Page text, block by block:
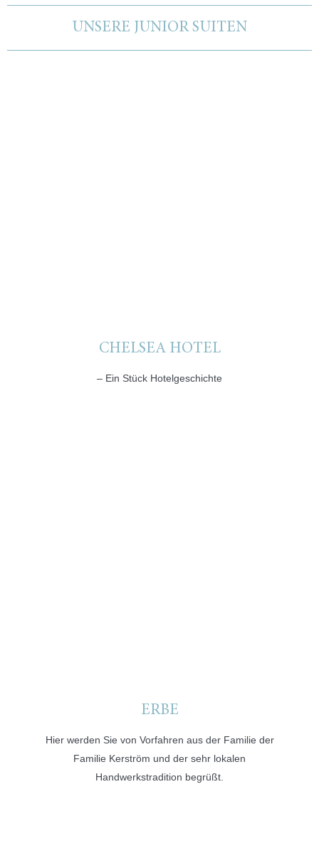
UNSERE JUNIOR SUITEN
CHELSEA HOTEL
– Ein Stück Hotelgeschichte
ERBE
Hier werden Sie von Vorfahren aus der Familie der
Familie Kerström und der sehr lokalen
Handwerkstradition begrüßt.